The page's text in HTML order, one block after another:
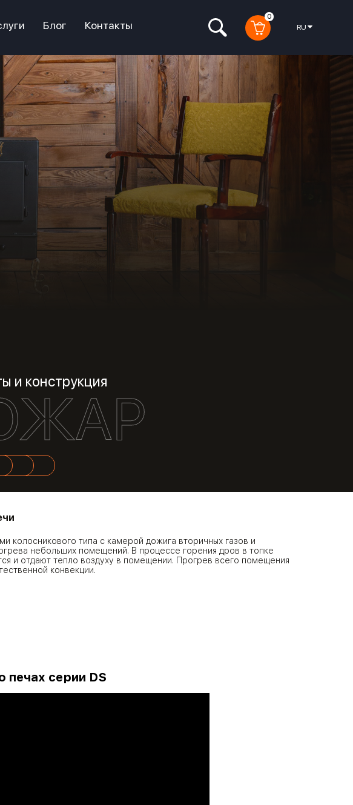
Блог Контакты
0
RU
и конструкция
колосникового типа с камерой дожига вторичных газов и
небольших помещений. В процессе горения дров в топке
и отдают тепло воздуху в помещении. Прогрев всего помещения
конвекции.
печах серии DS